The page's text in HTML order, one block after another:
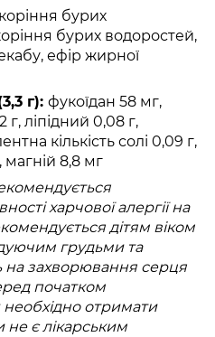
бурих
бурих водоростей,
ефір жирної
г): фукоїдан 58 мг,
г, ліпідний 0,08 г,
кількість солі 0,09 г,
магній 8,8 мг
харчової алергії на
дітям віком
грудьми та
на захворювання серця
початком
отримати
не є лікарським